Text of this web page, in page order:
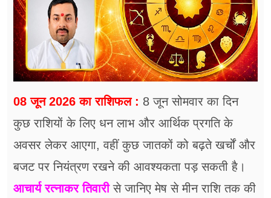
ब्‍यूटी
जॉब्स
शिक्षा
08 जून 2026 का राशिफल : 8 जून सोमवार का दिन
कुछ राशियों के लिए धन लाभ और आर्थिक प्रगति के
अवसर लेकर आएगा, वहीं कुछ जातकों को बढ़ते खर्चों और
बजट पर नियंत्रण रखने की आवश्यकता पड़ सकती है।
आचार्य रत्नाकर तिवारी से जानिए मेष से मीन राशि तक की